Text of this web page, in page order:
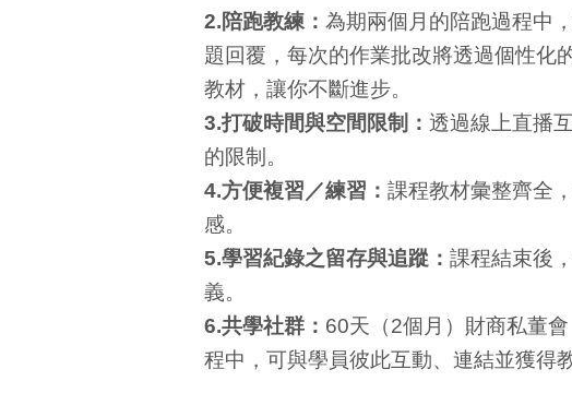
2.陪跑教練： 為期兩個月的陪跑過程中
題回覆，每次的作業批改將透過個性化
教材，讓你不斷進步。
3.打破時間與空間限制： 透過線上直播
的限制。
4.方便複習／練習： 課程教材彙整齊全
感。
5.學習紀錄之留存與追蹤： 課程結束後
義。
6.共學社群： 60天（2個月）財商私董
程中，可與學員彼此互動、連結並獲得